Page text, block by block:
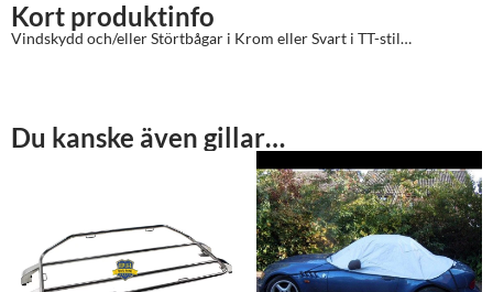
Kort produktinfo
Vindskydd och/eller Störtbågar i Krom eller Svart i TT-stil…
Du kanske även gillar…